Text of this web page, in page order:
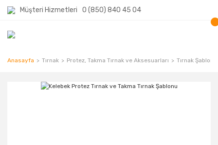
Müşteri Hizmetleri 0 (850) 840 45 04
Anasayfa Tırnak Protez, Takma Tırnak ve Aksesuarları Tırnak Şablon